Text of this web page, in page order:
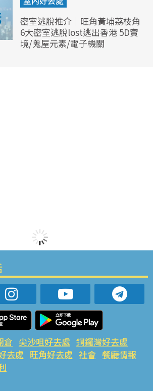
密室逃脫推介｜旺角黃埔荔枝角
6大密室逃脫lost逃出香港 5D實
境/鬼屋元素/電子機關
倉 尖沙咀好去處 銅鑼灣好去處
去處 旺角好去處 社會 餐廳情報